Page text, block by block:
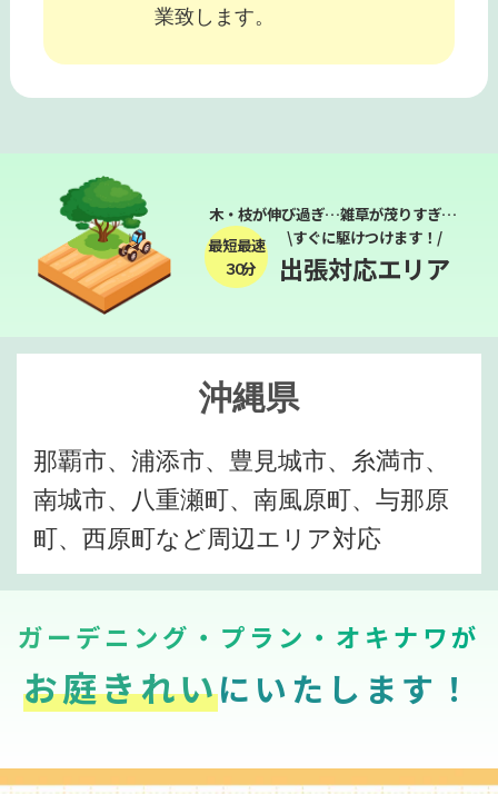
業致します。
木・枝が伸び過ぎ…雑草が茂りすぎ…
最短最速
３０分
\すぐに駆けつけます！/
出張対応エリア
沖縄県
那覇市、浦添市、豊見城市、糸満市、
南城市、八重瀬町、南風原町、与那原
町、西原町など周辺エリア対応
ガーデニング・プラン・オキナワが
お庭きれいにいたします！